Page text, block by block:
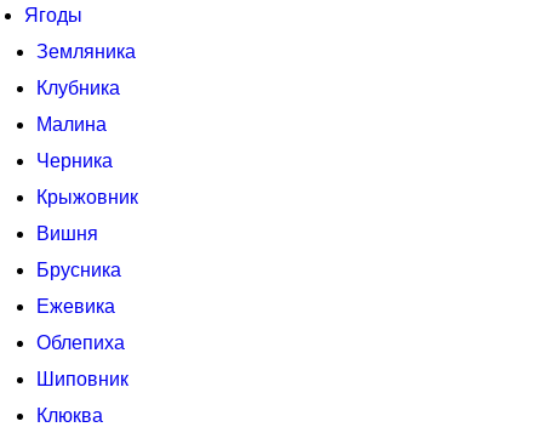
Ягоды
Земляника
Клубника
Малина
Черника
Крыжовник
Вишня
Брусника
Ежевика
Облепиха
Шиповник
Клюква